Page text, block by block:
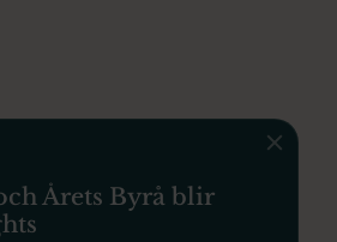
Årets Byrå blir